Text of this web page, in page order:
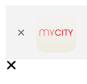
×